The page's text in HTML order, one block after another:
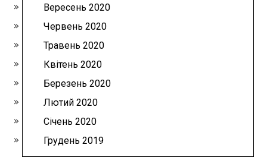
Вересень 2020
Червень 2020
Травень 2020
Квітень 2020
Березень 2020
Лютий 2020
Січень 2020
Грудень 2019